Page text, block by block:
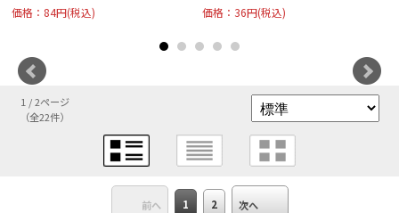
価格：84円(税込) 価格：36円(税込)
1 / 2ページ
（全22件）
前へ 1 2 次へ